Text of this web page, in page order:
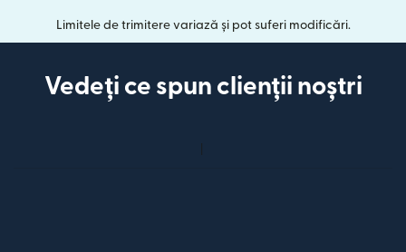
Limitele de trimitere variază și pot suferi modificări.
Vedeți ce spun clienții noștri